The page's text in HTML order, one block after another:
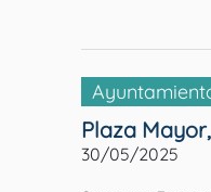
Plaza
30/05/2025